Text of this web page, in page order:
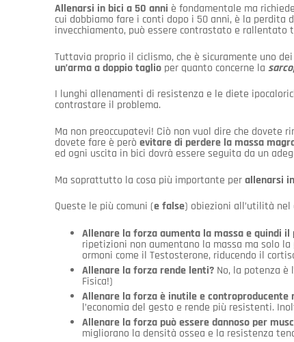
Allenarsi in bici a 50 anni è fondamentale ma
cui dobbiamo fare i conti dopo i 50 anni, è la perdita
invecchiamento, può essere contrastato e rallentato
Tuttavia proprio il ciclismo, che è sicuramente uno
un’arma a doppio taglio per quanto concerne la
I lunghi allenamenti di resistenza e le diete
contrastare il problema.
Ma non preoccupatevi! Ciò non vuol dire che dovete
dovete fare è però evitare di perdere la massa
ed ogni uscita in bici dovrà essere seguita da un
Ma soprattutto la cosa più importante perallenarsi
Queste le più comuni (e false) obiezioni all’utilità
Allenare la forza aumenta la massa e quindi il
ripetizioni non aumentano la massa ma solo
ormoni come il Testosterone, riducendo il
Allenare la forza rende lenti? No, la potenza
Fisica!)
Allenare la forza è inutile e controproducente
l’economia del gesto e rende più resistenti.
Allenare la forza può essere dannoso per
migliorano la densità ossea e la resistenza